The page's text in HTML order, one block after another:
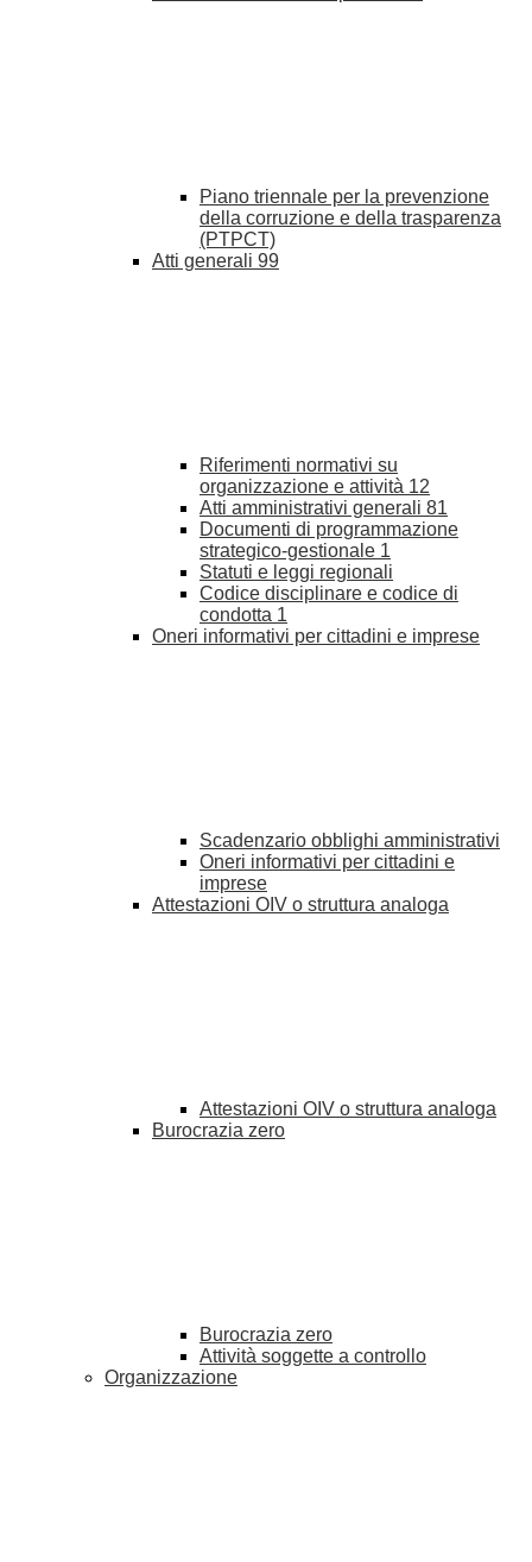
Piano triennale per la prevenzione
della corruzione e della trasparenza
(PTPCT)
Atti generali 99
Riferimenti normativi su
organizzazione e attività 12
Atti amministrativi generali 81
Documenti di programmazione
strategico-gestionale 1
Statuti e leggi regionali
Codice disciplinare e codice di
condotta 1
Oneri informativi per cittadini e imprese
Scadenzario obblighi amministrativi
Oneri informativi per cittadini e
imprese
Attestazioni OIV o struttura analoga
Attestazioni OIV o struttura analoga
Burocrazia zero
Burocrazia zero
Attività soggette a controllo
Organizzazione